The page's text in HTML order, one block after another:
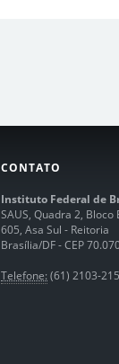
CONTATO
Instituto Federal de
SAUS, Quadra 2, Bloco
605, Asa Sul - Reitoria
Brasília/DF - CEP
Telefone: (61) 2103-